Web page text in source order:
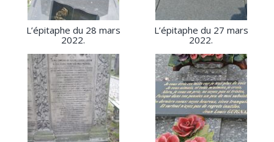
L’épitaphe du 28 mars
2022.
L’épitaphe du 27 mars
2022.